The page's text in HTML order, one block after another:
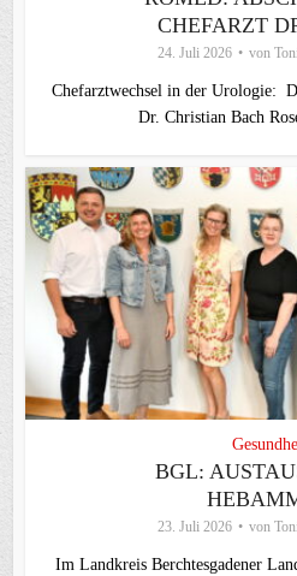
CHEFARZT
24. Juli 2026 von
Chefarztwechsel in der Urologie:
Dr. Christian Bach
BGL:
23. Juli 2026 von
Im Landkreis Berchtesgadener